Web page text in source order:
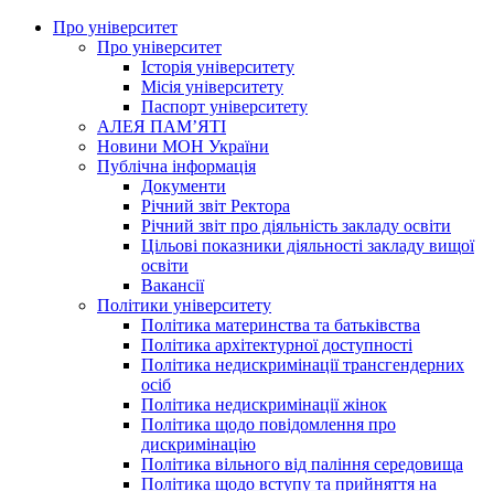
Про університет
Про університет
Історія університету
Місія університету
Паспорт університету
АЛЕЯ ПАМ’ЯТІ
Новини МОН України
Публічна інформація
Документи
Річний звіт Ректора
Річний звіт про діяльність закладу освіти
Цільові показники діяльності закладу вищої
освіти
Вакансії
Політики університету
Політика материнства та батьківства
Політика архітектурної доступності
Політика недискримінації трансгендерних
осіб
Політика недискримінації жінок
Політика щодо повідомлення про
дискримінацію
Політика вільного від паління середовища
Політика щодо вступу та прийняття на